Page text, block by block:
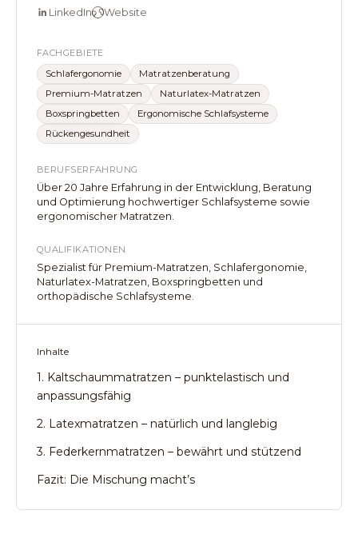
LinkedIn Website
FACHGEBIETE
Schlafergonomie
Matratzenberatung
Premium-Matratzen
Naturlatex-Matratzen
Boxspringbetten
Ergonomische Schlafsysteme
Rückengesundheit
BERUFSERFAHRUNG
Über 20 Jahre Erfahrung in der Entwicklung, Beratung
und Optimierung hochwertiger Schlafsysteme sowie
ergonomischer Matratzen.
QUALIFIKATIONEN
Spezialist für Premium-Matratzen, Schlafergonomie,
Naturlatex-Matratzen, Boxspringbetten und
orthopädische Schlafsysteme.
Inhalte
1. Kaltschaummatratzen – punktelastisch und
anpassungsfähig
2. Latexmatratzen – natürlich und langlebig
3. Federkernmatratzen – bewährt und stützend
Fazit: Die Mischung macht’s